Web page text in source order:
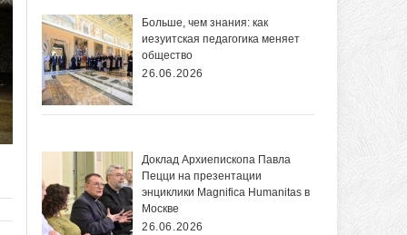
Больше, чем знания: как
иезуитская педагогика меняет
общество
26.06.2026
Доклад Архиепископа Павла
Пецци на презентации
энциклики Magnifica Нumanitas в
Москве
26.06.2026